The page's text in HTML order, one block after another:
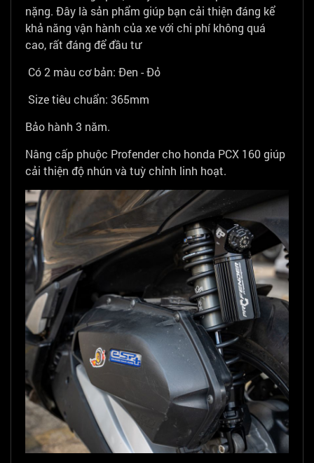
nặng. Đây là sản phẩm giúp bạn cải thiện đáng kể
khả năng vận hành của xe với chi phí không quá
cao, rất đáng để đầu tư
Có 2 màu cơ bản: Đen - Đỏ
Size tiêu chuẩn: 365mm
Bảo hành 3 năm.
Nâng cấp phuộc Profender cho honda PCX 160 giúp
cải thiện độ nhún và tuỳ chỉnh linh hoạt.